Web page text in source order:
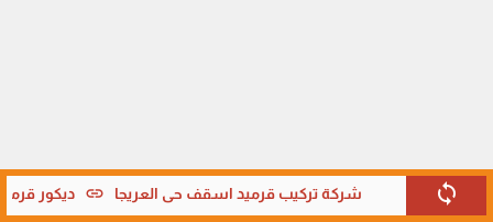
sync شركة تركيب قرميد اسقف حي العريجا link ديكور